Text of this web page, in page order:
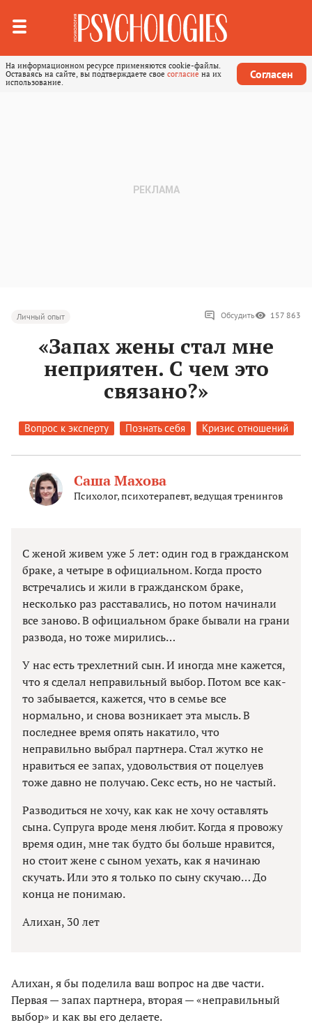
На информационном ресурсе применяются cookie-файлы.
Оставаясь на сайте, вы подтверждаете свое согласие на их
использование.
Согласен
Личный опыт Обсудить 157 863
«Запах жены стал мне
неприятен. С чем это
связано?»
Вопрос к эксперту Познать себя Кризис отношений
Саша Махова
Психолог, психотерапевт, ведущая тренингов
С женой живем уже 5 лет: один год в гражданском
браке, а четыре в официальном. Когда просто
встречались и жили в гражданском браке,
несколько раз расставались, но потом начинали
все заново. В официальном браке бывали на грани
развода, но тоже мирились…
У нас есть трехлетний сын. И иногда мне кажется,
что я сделал неправильный выбор. Потом все как-
то забывается, кажется, что в семье все
нормально, и снова возникает эта мысль. В
последнее время опять накатило, что
неправильно выбрал партнера. Стал жутко не
нравиться ее запах, удовольствия от поцелуев
тоже давно не получаю. Секс есть, но не частый.
Разводиться не хочу, как как не хочу оставлять
сына. Супруга вроде меня любит. Когда я провожу
время один, мне так будто бы больше нравится,
но стоит жене с сыном уехать, как я начинаю
скучать. Или это я только по сыну скучаю… До
конца не понимаю.
Алихан, 30 лет
Алихан, я бы поделила ваш вопрос на две части.
Первая — запах партнера, вторая — «неправильный
выбор» и как вы его делаете.